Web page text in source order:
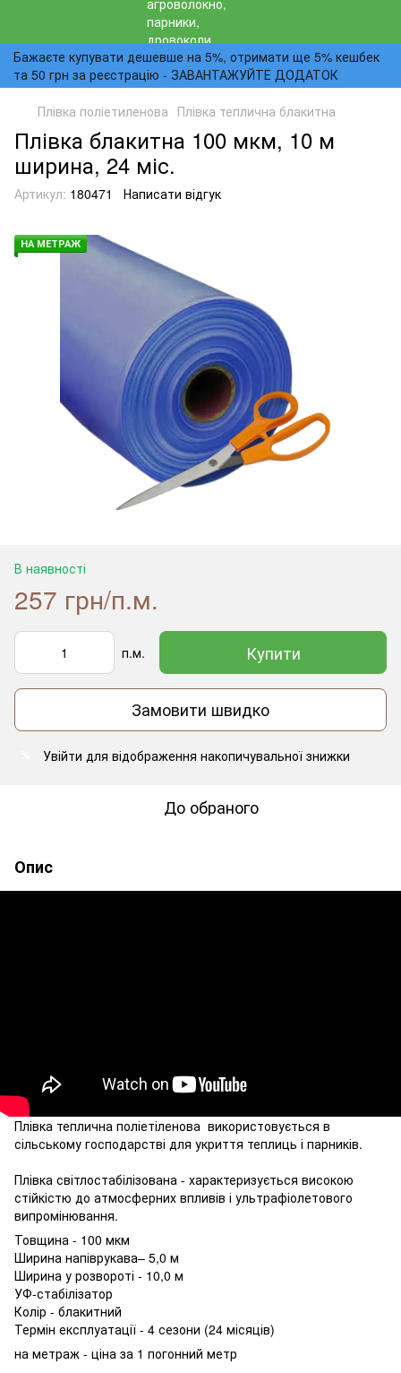
Бажаєте купувати дешевше на 5%, отримати ще 5% кешбек
та 50 грн за реєстрацію - ЗАВАНТАЖУЙТЕ ДОДАТОК
Плівка поліетиленова Плівка теплична блакитна
Плівка блакитна 100 мкм, 10 м
ширина, 24 міс.
Артикул: 180471 Написати відгук
НА МЕТРАЖ
В наявності
257 грн/п.м.
п.м. Купити
Замовити швидко
Увійти для відображення накопичувальної знижки
До обраного
Опис
Плівка теплична поліетіленова використовується в
сільському господарстві для укриття теплиць і парників.
Плівка світлостабілізована - характеризується високою
стійкістю до атмосферних впливів і ультрафіолетового
випромінювання.
Товщина - 100 мкм
Ширина напіврукава– 5,0 м
Ширина у розвороті - 10,0 м
УФ-стабілізатор
Колір - блакитний
Термін експлуатації - 4 сезони (24 місяців)
на метраж - ціна за 1 погонний метр